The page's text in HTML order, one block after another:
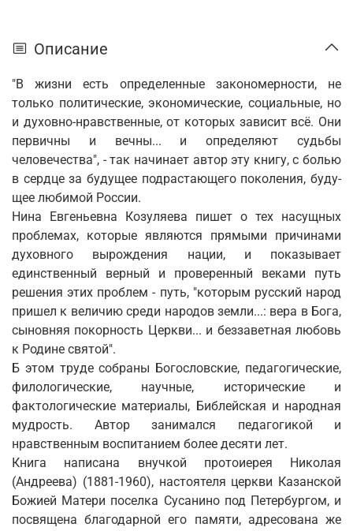
Описание
"В жизни есть определенные закономерности, не
только политические, эко­номические, социальные, но
и духовно-нравственные, от которых зависит всё. Они
первичны и вечны... и определяют судьбы
человечества", - так начинает автор эту книгу, с болью
в сердце за будущее подрастающего поколения, буду­
щее любимой России.
Нина Евгеньевна Козуляева пишет о тех насущных
проблемах, которые являются прямыми причинами
духовного вырождения нации, и показывает
единственный верный и проверенный веками путь
решения этих проблем - путь, "которым русский народ
пришел к величию среди народов земли...: вера в Бога,
сыновняя покорность Церкви... и беззаветная любовь
к Родине святой".
Б этом труде собраны Богословские, педагогические,
филологические, на­учные, исторические и
фактологические материалы, Библейская и народная
мудрость. Автор занимался педагогикой и
нравственным воспитанием более десяти лет.
Книга написана внучкой протоиерея Николая
(Андреева) (1881-1960), на­стоятеля церкви Казанской
Божией Матери поселка Сусанино под Петербур­гом, и
посвящена благодарной его памяти, адресована же